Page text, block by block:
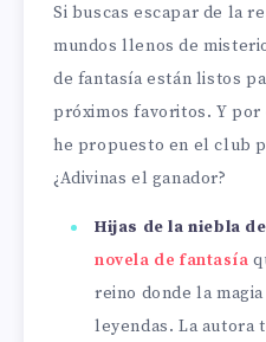
Si buscas escapar de la
mundos llenos de
de fantasía están listos
próximos favoritos. Y
he propuesto en el club
¿Adivinas el ganador?
Hijas de la niebla
novela de fantasía
reino donde la
leyendas. La autora